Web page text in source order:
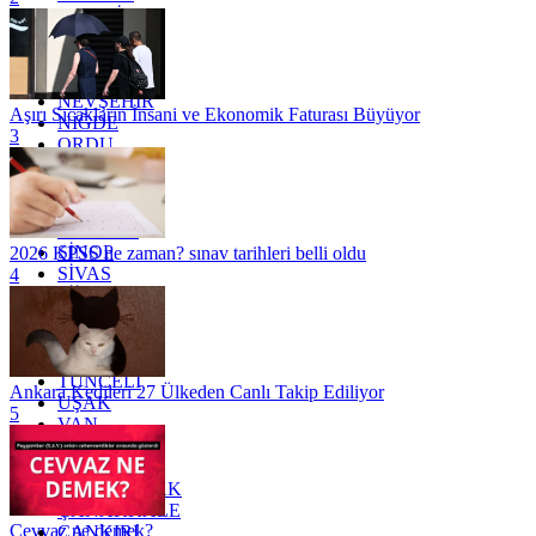
MARDİN
MERSİN
MUĞLA
MUŞ
NEVŞEHİR
NİĞDE
ORDU
OSMANİYE
RİZE
SAKARYA
SAMSUN
SİNOP
SİVAS
SİİRT
TEKİRDAĞ
TOKAT
TRABZON
TUNCELİ
UŞAK
VAN
YALOVA
YOZGAT
ZONGULDAK
ÇANAKKALE
ÇANKIRI
Aşırı Sıcakların İnsani ve Ekonomik Faturası Büyüyor
3
2026 KPSS ne zaman? sınav tarihleri belli oldu
4
Ankara Kedileri 27 Ülkeden Canlı Takip Ediliyor
5
Cevvaz ne demek?